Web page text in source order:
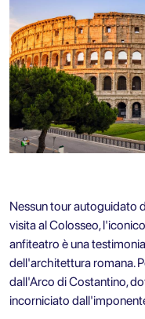
Nessun tour autoguidato
visita al Colosseo,
anfiteatro è una
dell'architettura romana.
dall'Arco di Costantino,
incorniciato